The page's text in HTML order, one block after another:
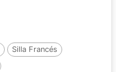
Silla Francés